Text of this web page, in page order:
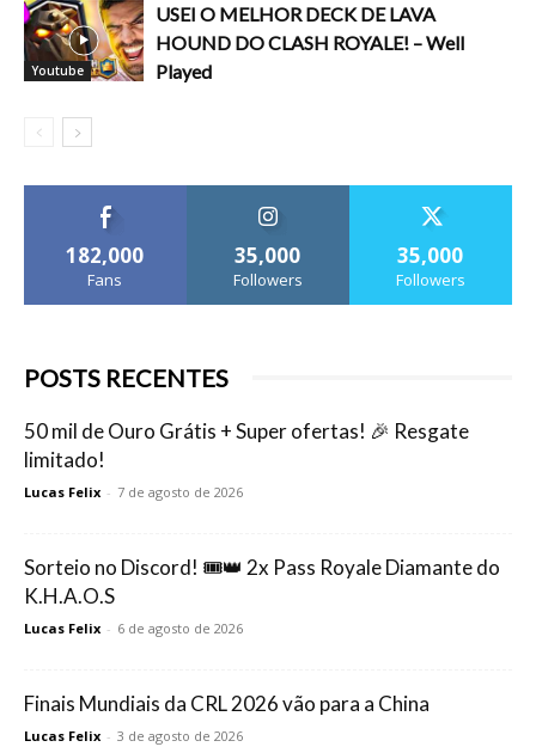
Youtube
USEI O MELHOR DECK DE LAVA
HOUND DO CLASH ROYALE! – Well
Played
182,000
Fans
35,000
Followers
35,000
Followers
POSTS RECENTES
50 mil de Ouro Grátis + Super ofertas! 🎉 Resgate
limitado!
Lucas Felix - 7 de agosto de 2026
Sorteio no Discord! 🎟️👑 2x Pass Royale Diamante do
K.H.A.O.S
Lucas Felix - 6 de agosto de 2026
Finais Mundiais da CRL 2026 vão para a China
Lucas Felix - 3 de agosto de 2026